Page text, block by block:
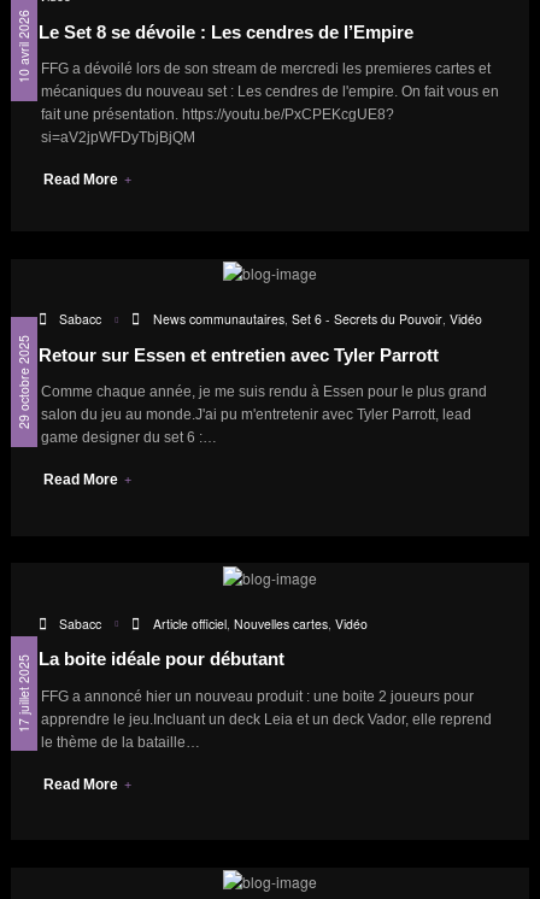
10 avril 2026 Le Set 8 se dévoile : Les cendres de l’Empire
FFG a dévoilé lors de son stream de mercredi les premieres cartes et
mécaniques du nouveau set : Les cendres de l'empire. On fait vous en
fait une présentation. https://youtu.be/PxCPEKcgUE8?
si=aV2jpWFDyTbjBjQM
Read More
29 octobre 2025
Sabacc News communautaires, Set 6 - Secrets du Pouvoir, Vidéo
Retour sur Essen et entretien avec Tyler Parrott
Comme chaque année, je me suis rendu à Essen pour le plus grand
salon du jeu au monde.J'ai pu m'entretenir avec Tyler Parrott, lead
game designer du set 6 :…
Read More
17 juillet 2025
Sabacc Article officiel, Nouvelles cartes, Vidéo
La boite idéale pour débutant
FFG a annoncé hier un nouveau produit : une boite 2 joueurs pour
apprendre le jeu.Incluant un deck Leia et un deck Vador, elle reprend
le thème de la bataille…
Read More